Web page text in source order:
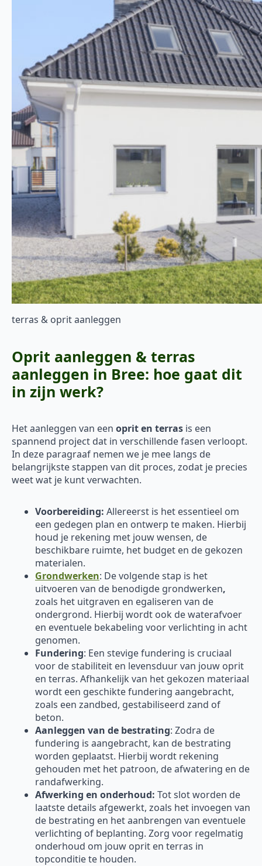
terras & oprit aanleggen
Oprit aanleggen & terras
aanleggen in Bree: hoe gaat dit
in zijn werk?
Het aanleggen van een oprit en terras is een
spannend project dat in verschillende fasen verloopt.
In deze paragraaf nemen we je mee langs de
belangrijkste stappen van dit proces, zodat je precies
weet wat je kunt verwachten.
Voorbereiding: Allereerst is het essentieel om
een gedegen plan en ontwerp te maken. Hierbij
houd je rekening met jouw wensen, de
beschikbare ruimte, het budget en de gekozen
materialen.
Grondwerken: De volgende stap is het
uitvoeren van de benodigde grondwerken,
zoals het uitgraven en egaliseren van de
ondergrond. Hierbij wordt ook de waterafvoer
en eventuele bekabeling voor verlichting in acht
genomen.
Fundering: Een stevige fundering is cruciaal
voor de stabiliteit en levensduur van jouw oprit
en terras. Afhankelijk van het gekozen materiaal
wordt een geschikte fundering aangebracht,
zoals een zandbed, gestabiliseerd zand of
beton.
Aanleggen van de bestrating: Zodra de
fundering is aangebracht, kan de bestrating
worden geplaatst. Hierbij wordt rekening
gehouden met het patroon, de afwatering en de
randafwerking.
Afwerking en onderhoud: Tot slot worden de
laatste details afgewerkt, zoals het invoegen van
de bestrating en het aanbrengen van eventuele
verlichting of beplanting. Zorg voor regelmatig
onderhoud om jouw oprit en terras in
topconditie te houden.